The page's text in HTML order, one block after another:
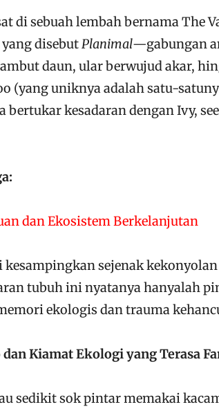
di sebuah lembah bernama The
disebutPlanimal—gabungan
daun, ular berwujud akar,
(yang uniknya adalah satu-
bertukar kesadaran dengan Ivy,
dan Ekosistem Berkelanjutan
sejenak
tubuh ini nyatanya hanyalah
ekologis dan trauma
Kiamat Ekologi yang Terasa
sedikit sok pintar memakai